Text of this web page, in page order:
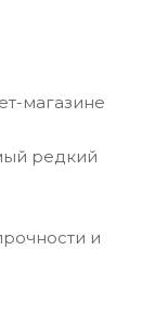
магазине
редкий
и